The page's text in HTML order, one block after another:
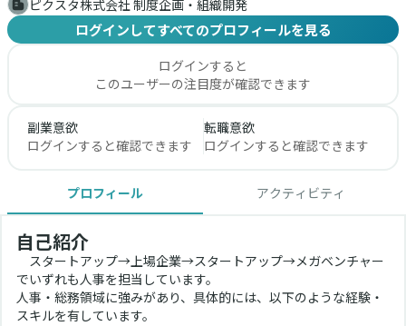
ピクスタ株式会社 制度企画・組織開発
ログインしてすべてのプロフィールを見る
ログインすると
このユーザーの注目度が確認できます
副業意欲
ログインすると確認できます
転職意欲
ログインすると確認できます
プロフィール アクティビティ
自己紹介
スタートアップ→上場企業→スタートアップ→メガベンチャー
でいずれも人事を担当しています。
人事・総務領域に強みがあり、具体的には、以下のような経験・
スキルを有しています。